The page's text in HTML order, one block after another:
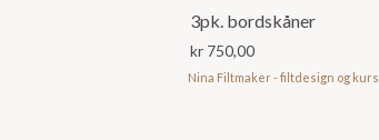
3pk. bordskåner
kr750,00
Nina Filtmaker - filtdesign og kurs